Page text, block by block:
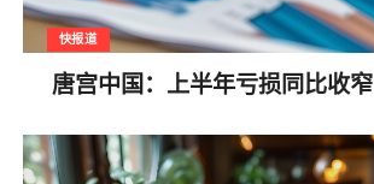
快报道
唐宫中国：上半年亏损同比收窄